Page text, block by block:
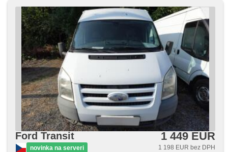
Ford Transit
novinka na serveri
1 449 EUR
1 198 EUR bez DPH